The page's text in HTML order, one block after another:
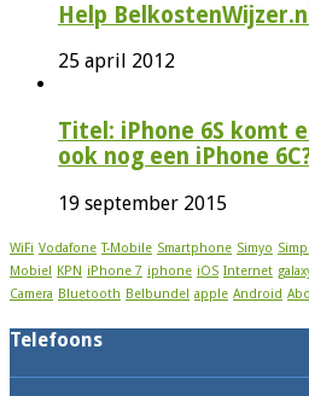
Help
25 april 2012
Titel: iPhone 6S komt
ook nog een iPhone
19 september 2015
WiFi Vodafone T-Mobile Smartphone Simyo
Mobiel KPN iPhone 7 iphone iOS Internet
Camera Bluetooth Belbundel apple Android
Telefoons